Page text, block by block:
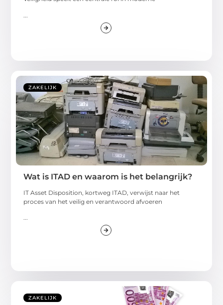
ZAKELIJK
Wat is ITAD en waarom is het belangrijk?
IT Asset Disposition, kortweg ITAD, verwijst naar het
proces van het veilig en verantwoord afvoeren
ZAKELIJK